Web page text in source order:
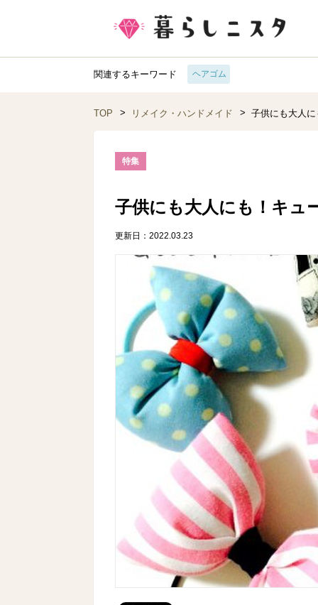
関連するキーワード ヘアゴム
TOP リメイク・ハンドメイド 子供にも大人
特集
子供にも大人にも！キュ
更新日：2022.03.23